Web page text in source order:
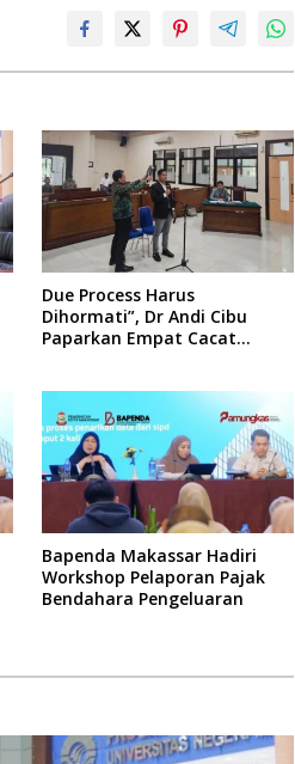
Due Process Harus
Dihormati”, Dr Andi Cibu
Paparkan Empat Cacat
Bapenda Makassar Hadiri
Workshop Pelaporan Pajak
Bendahara Pengeluaran